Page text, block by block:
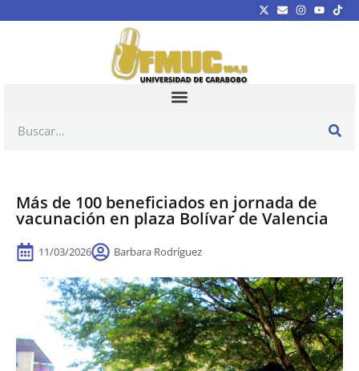
Más de 100 beneficiados en jornada de
vacunación en plaza Bolívar de Valencia
11/03/2026 Barbara Rodríguez